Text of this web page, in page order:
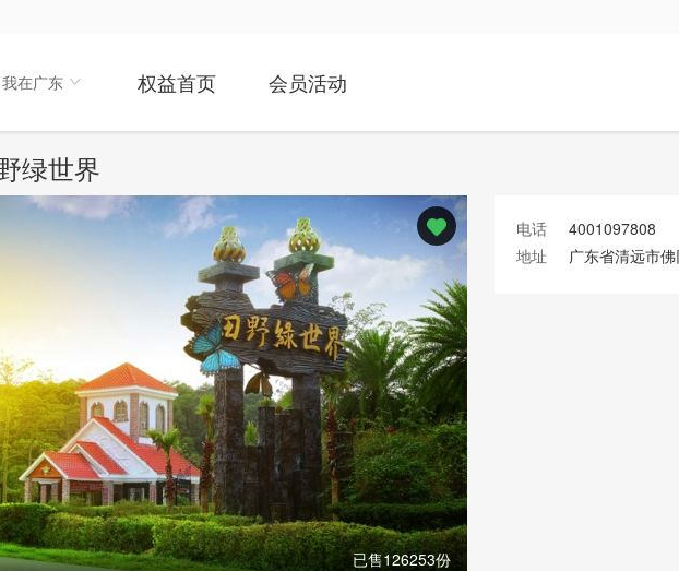
我在广东 权益首页 会员活动
绿世界
已售126253份
电话
4001097808
地址
广东省清远市